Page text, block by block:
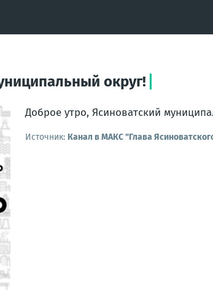
округ!
Доброе утро, Ясиноватский
Источник: Канал в МАКС "Глава